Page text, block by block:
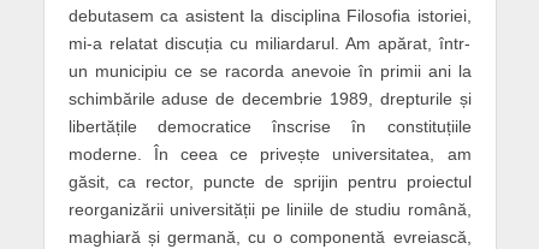
debutasem ca asistent la disciplina Filosofia istoriei,
mi-a relatat discuția cu miliardarul. Am apărat, într-
un municipiu ce se racorda anevoie în primii ani la
schimbările aduse de decembrie 1989, drepturile și
libertățile democratice înscrise în constituțiile
moderne. În ceea ce privește universitatea, am
găsit, ca rector, puncte de sprijin pentru proiectul
reorganizării universității pe liniile de studiu română,
maghiară și germană, cu o componentă evreiască,